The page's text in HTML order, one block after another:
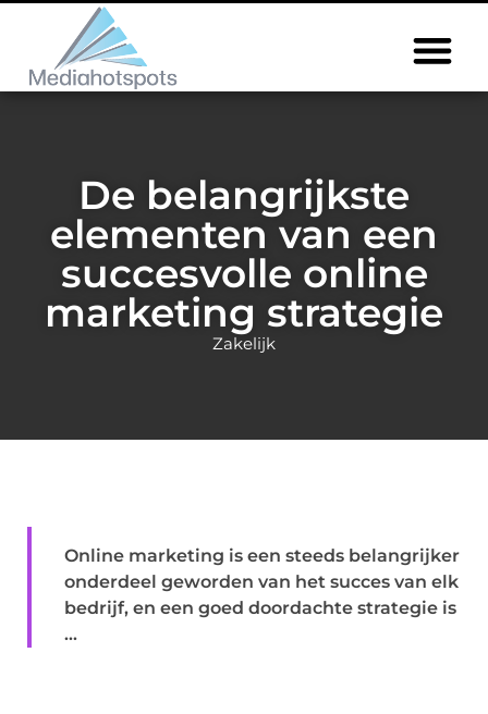
De belangrijkste
elementen van een
succesvolle online
marketing strategie
Zakelijk
Online marketing is een steeds belangrijker
onderdeel geworden van het succes van elk
bedrijf, en een goed doordachte strategie is
...